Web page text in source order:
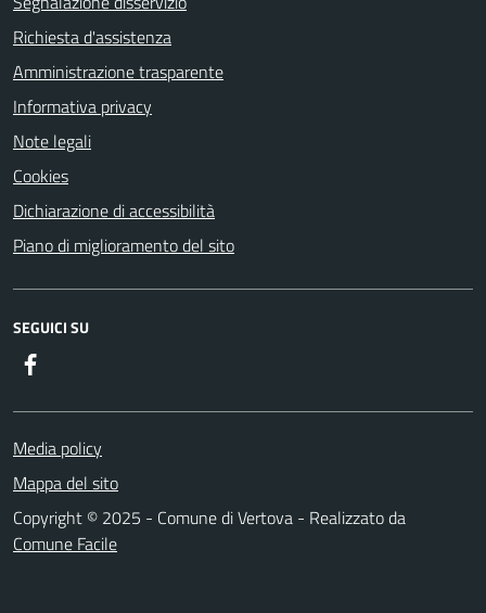
Richiesta d'assistenza
Amministrazione trasparente
Informativa privacy
Note legali
Cookies
Dichiarazione di accessibilità
Piano di miglioramento del sito
SEGUICI SU
Media policy
Mappa del sito
Copyright © 2025 - Comune di Vertova - Realizzato da
Comune Facile